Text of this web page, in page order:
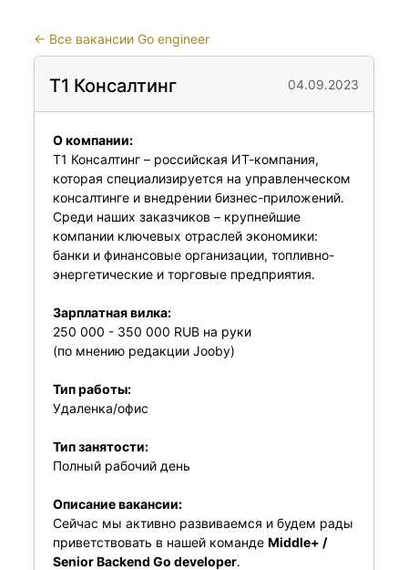
← Все вакансии Go engineer
Т1 Консалтинг 04.09.2023
О компании:
Т1 Консалтинг – российская ИТ-компания,
которая специализируется на управленческом
консалтинге и внедрении бизнес-приложений.
Среди наших заказчиков – крупнейшие
компании ключевых отраслей экономики:
банки и финансовые организации, топливно-
энергетические и торговые предприятия.
Зарплатная вилка:
250 000 - 350 000 RUB на руки
(по мнению редакции Jooby)
Тип работы:
Удаленка/офис
Тип занятости:
Полный рабочий день
Описание вакансии:
Сейчас мы активно развиваемся и будем рады
приветствовать в нашей команде Middle+ /
Senior Backend Go developer.